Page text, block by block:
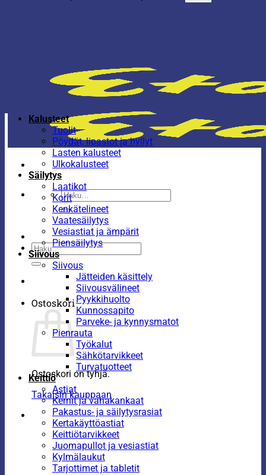
Etsi:
Etsi:
Ostoskori
Ostoskori on tyhjä.
Takaisin kauppaan
Kalusteet
Tuolit
Pöydät, lipastot ja hyllyt
Lasten kalusteet
Ulkokalusteet
Säilytys
Laatikot
Korit
Kenkätelineet
Vaatesäilytys
Vesiastiat ja ämpärit
Piensäilytys
Siivous
Siivous
Jätteiden käsittely
Siivousvälineet
Pyykkihuolto
Kunnossapito
Parveke- ja kynnysmatot
Pienrauta
Työkalut
Sähkötarvikkeet
Turvatuotteet
Keittiö
Astiat
Kernit ja vahakankaat
Pakastus- ja säilytysrasiat
Kertakäyttöastiat
Keittiötarvikkeet
Juomapullot ja vesiastiat
Kylmälaukut
Tarjottimet ja tabletit